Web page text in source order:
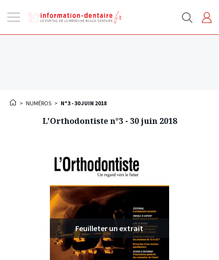
la
> NUMÉROS > N°3 - 30 JUIN 2018
Feuilleter un extrait
L'Orthodontiste n°3 - 30 juin 2018